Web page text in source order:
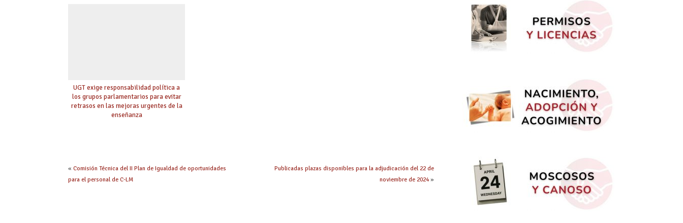
UGT exige responsabilidad política a
los grupos parlamentarios para evitar
retrasos en las mejoras urgentes de la
enseñanza
«Comisión Técnica del II Plan de Igualdad de oportunidades
para el personal de C-LM
Publicadas plazas disponibles para la adjudicación del 22 de
noviembre de 2024»